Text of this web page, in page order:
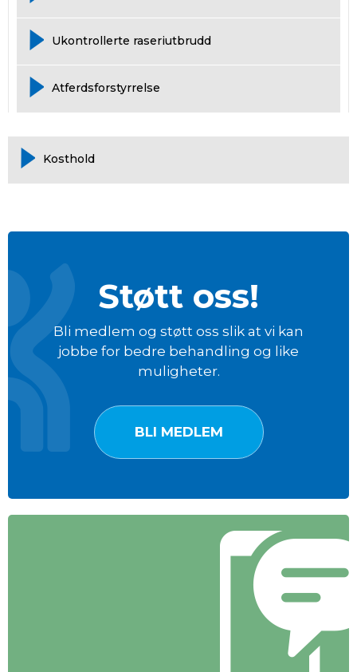
Ukontrollerte raseriutbrudd
Atferdsforstyrrelse
Kosthold
Støtt oss!
Bli medlem og støtt oss slik at vi kan
jobbe for bedre behandling og like
muligheter.
BLI MEDLEM